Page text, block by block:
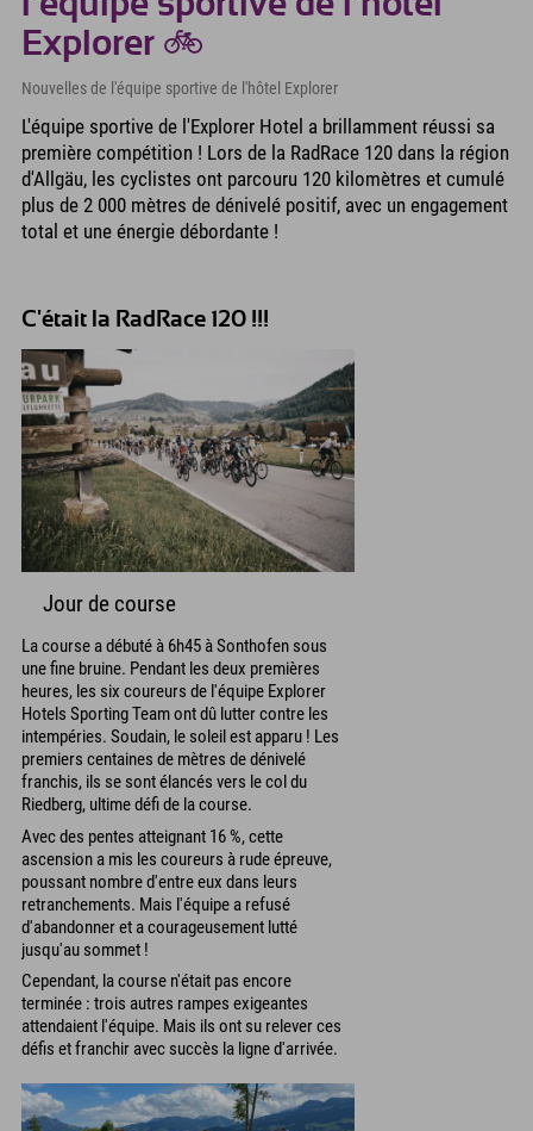
Explorer 🚲
Nouvelles de l'équipe sportive de l'hôtel Explorer
L'équipe sportive de l'Explorer Hotel a brillamment réussi sa
première compétition ! Lors de la RadRace 120 dans la région
d'Allgäu, les cyclistes ont parcouru 120 kilomètres et cumulé
plus de 2 000 mètres de dénivelé positif, avec un engagement
total et une énergie débordante !
C'était la RadRace 120 !!!
Jour de course
La course a débuté à 6h45 à Sonthofen sous
une fine bruine. Pendant les deux premières
heures, les six coureurs de l'équipe Explorer
Hotels Sporting Team ont dû lutter contre les
intempéries. Soudain, le soleil est apparu ! Les
premiers centaines de mètres de dénivelé
franchis, ils se sont élancés vers le col du
Riedberg, ultime défi de la course.
Avec des pentes atteignant 16 %, cette
ascension a mis les coureurs à rude épreuve,
poussant nombre d'entre eux dans leurs
retranchements. Mais l'équipe a refusé
d'abandonner et a courageusement lutté
jusqu'au sommet !
Cependant, la course n'était pas encore
terminée : trois autres rampes exigeantes
attendaient l'équipe. Mais ils ont su relever ces
défis et franchir avec succès la ligne d'arrivée.